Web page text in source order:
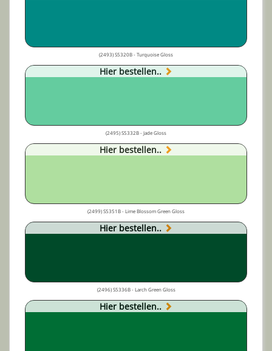
(2493) S5320B - Turquoise Gloss
Hier bestellen..
(2495) S5332B - Jade Gloss
Hier bestellen..
(2499) S5351B - Lime Blossom Green Gloss
Hier bestellen..
(2496) S5336B - Larch Green Gloss
Hier bestellen..